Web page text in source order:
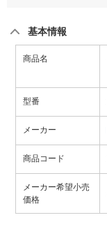
基本情報
商品名
型番
メーカー
商品コード
メーカー希望小売
価格